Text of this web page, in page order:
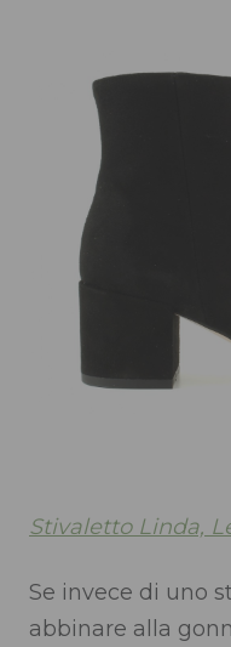
Stivaletto Linda,
Se invece di uno
abbinare alla